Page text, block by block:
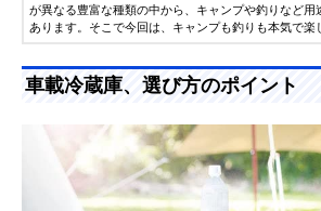
が異なる豊富な種類の中から、キャンプや釣りなど用
あります。そこで今回は、キャンプも釣りも本気で楽
車載冷蔵庫、選び方のポイント